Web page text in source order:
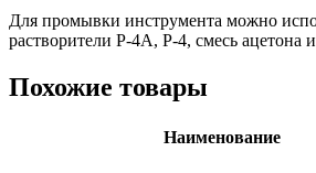
Для промывки инструмента можно
растворители Р-4А, Р-4, смесь ацетона
Похожие товары
Наименование